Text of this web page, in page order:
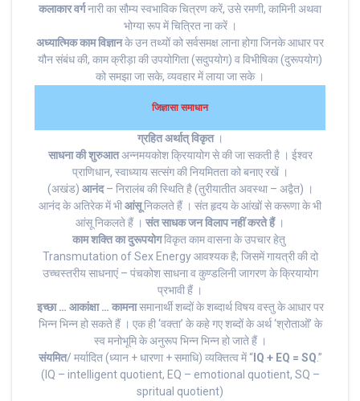
कलाकार वर्गनारी का सौम्य स्वभाविक चित्रण करें, उसे रमणी, कामिनी अथवा
भोग्या रूप में चित्रित ना करें ।
अध्यात्मिक काम विज्ञानके उन तथ्यों‌ को सर्वसमक्ष लाना होगा जिनके आधार पर
यौन संबंध की, काम क्रीड़ा की उपयोगिता (सदुपयोग) व विभीषिका (दुरूपयोग)
को समझा जा सके, व्यवहार में लाया जा सके ।
जिज्ञासा समाधान
ग्रहित अर्थात् विकृत।
साधना की शुरुआतअन्नमयकोश क्रियायोग से की जा सकती है । ईश्वर
प्राणिधान, स्वाध्याय सत्संग की नियमितता को बनाए रखें ।
(अखंड) आनंद– निरालंब की स्थिति है (तुरीयातीत अवस्था – अद्वैत) ।
आनंद के अतिरेक में भीआंसूनिकलते हैं । संत हृदय के आंखों से करूणा के भी
आंसू निकलते हैं । संत साधक जन विलाप नहीं करते हैं।
काम शक्ति का दुरूपयोगविकृत काम वासना के उपचार हेतु
Transmutation of Sex Energy आवश्यक है; जिसमें गायत्री की दो
उच्चस्तरीय साधनाएं – पंचकोश साधना व कुण्डलिनी जागरण के क्रियायोग
प्रभावी हैं ।
इच्छा … आकांक्षा … कामनासमानार्थी शब्दों के शब्दार्थ विषय वस्तु के आधार पर
भिन्न भिन्न हो सकते हैं । एक ही ‘वक्ता’ के कहे गए शब्दों के अर्थ ‘श्रोताओं’ के
स्व मनोभूमि के अनुरूप भिन्न भिन्न हो जाते हैं ।
संयमित/ मर्यादित (ध्यान + धारणा + समाधि) व्यक्तित्व में “IQ + EQ = SQ.”
(IQ – intelligent quotient, EQ – emotional quotient, SQ –
spritual quotient)